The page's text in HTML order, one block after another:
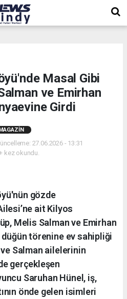
Masal Gibi
ve Emirhan
Girdi
27.06.2026 - 13:31
kez okundu.
gözde
ait Kilyos
Melis Salman ve Emirhan
törenine ev sahipliği
Salman ailelerinin
gerçekleşen
Saruhan Hünel, iş,
önde gelen isimleri